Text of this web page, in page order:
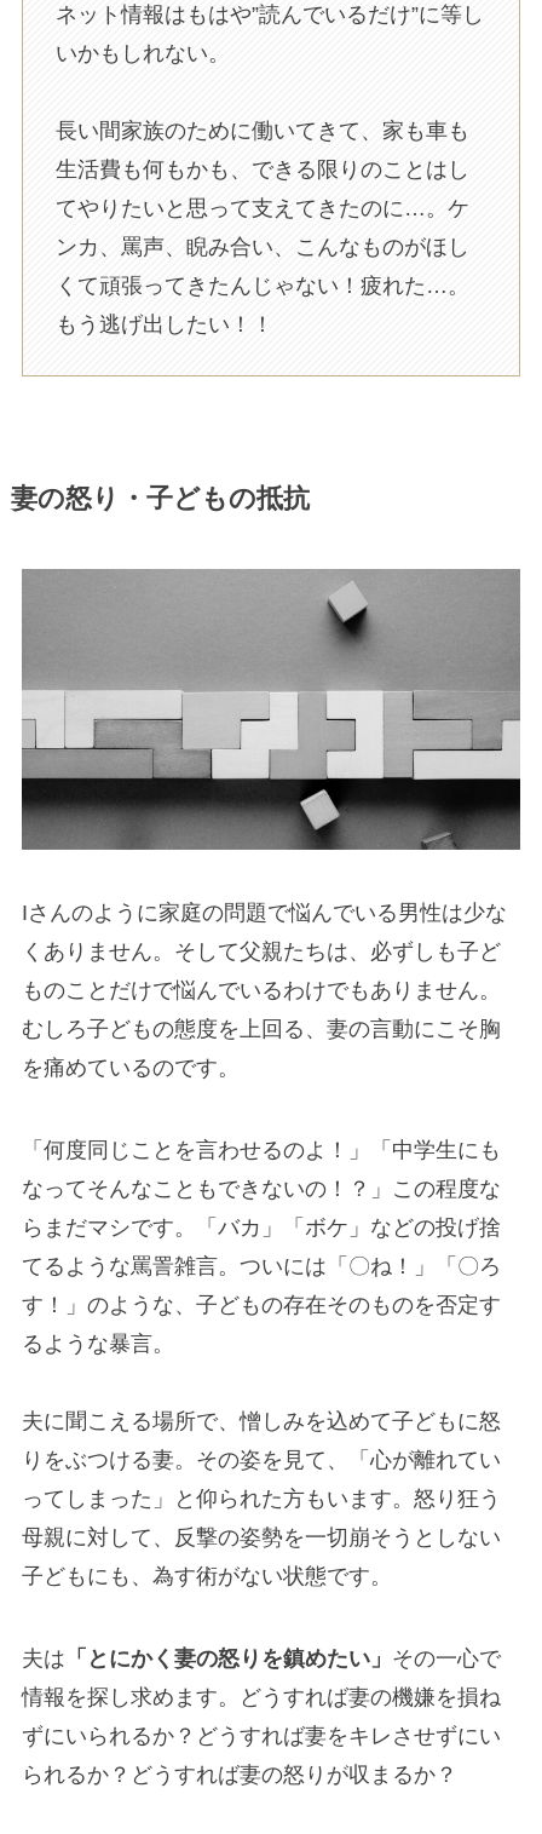
ネット情報はもはや”読んでいるだけ”に等し
いかもしれない。
長い間家族のために働いてきて、家も車も
生活費も何もかも、できる限りのことはし
てやりたいと思って支えてきたのに…。ケ
ンカ、罵声、睨み合い、こんなものがほし
くて頑張ってきたんじゃない！疲れた…。
もう逃げ出したい！！
妻の怒り・子どもの抵抗
Iさんのように家庭の問題で悩んでいる男性は少な
くありません。そして父親たちは、必ずしも子ど
ものことだけで悩んでいるわけでもありません。
むしろ子どもの態度を上回る、妻の言動にこそ胸
を痛めているのです。
「何度同じことを言わせるのよ！」「中学生にも
なってそんなこともできないの！？」この程度な
らまだマシです。「バカ」「ボケ」などの投げ捨
てるような罵詈雑言。ついには「〇ね！」「〇ろ
す！」のような、子どもの存在そのものを否定す
るような暴言。
夫に聞こえる場所で、憎しみを込めて子どもに怒
りをぶつける妻。その姿を見て、「心が離れてい
ってしまった」と仰られた方もいます。怒り狂う
母親に対して、反撃の姿勢を一切崩そうとしない
子どもにも、為す術がない状態です。
夫は 「とにかく妻の怒りを鎮めたい」 その一心で
情報を探し求めます。どうすれば妻の機嫌を損ね
ずにいられるか？どうすれば妻をキレさせずにい
られるか？どうすれば妻の怒りが収まるか？